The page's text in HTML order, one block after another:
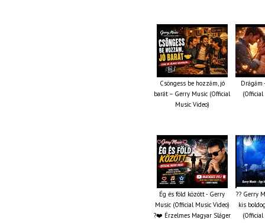
Csöngess be hozzám, jó
barát – Gerry Music (Official
Music Video)
Drágám
(Official
Ég és föld között - Gerry
Music (Official Music Video)
?❤️ Érzelmes Magyar Sláger
?? Gerry
kis
(Official